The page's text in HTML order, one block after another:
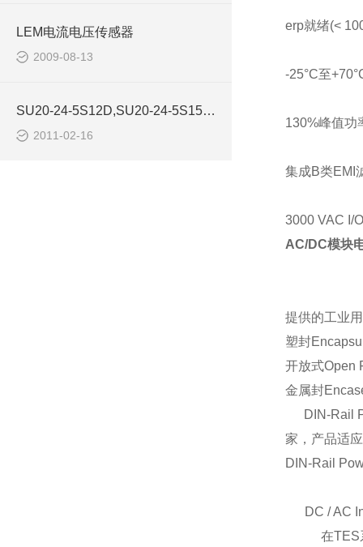
LEM电流电压传感器
2009-08-13
SU20-24-5S12D,SU20-24-5S15D电源西安浩南电子
2011-02-16
erp就绪(<
-25°C至+70°
130%峰值功
集成B类EMI
3000 VAC I/O
AC/DC模块
提供的工业用
塑封
开放式Open
金属封
DIN-Rail
家，产品适
DIN-Rail
DC / AC
在TES